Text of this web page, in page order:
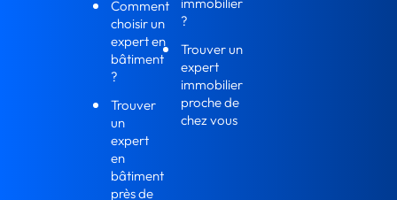
Comment
choisir un
expert en
bâtiment
?
Trouver
un
expert
en
bâtiment
près de
?
Trouver un
expert
immobilier
proche de
chez vous